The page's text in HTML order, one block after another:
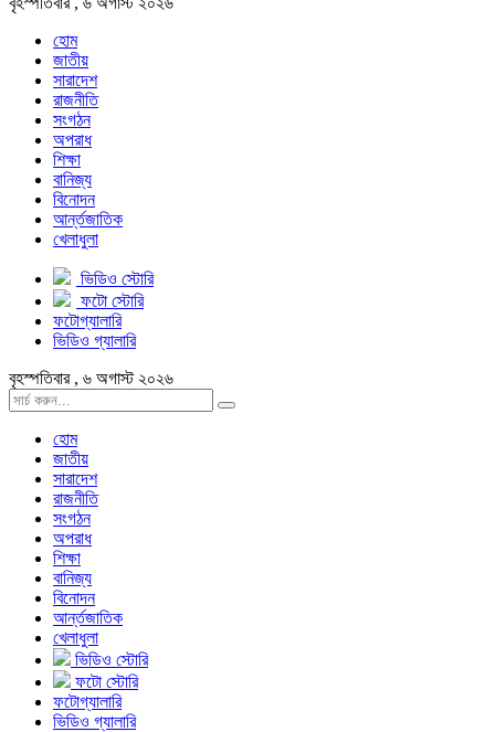
হোম
জাতীয়
সারাদেশ
রাজনীতি
সংগঠন
অপরাধ
শিক্ষা
বানিজ্য
বিনোদন
আর্ন্তজাতিক
খেলাধুলা
ভিডিও স্টোরি
ফটো স্টোরি
ফটোগ্যালারি
ভিডিও গ্যালারি
বৃহস্পতিবার , ৬ অগাস্ট ২০২৬
হোম
জাতীয়
সারাদেশ
রাজনীতি
সংগঠন
অপরাধ
শিক্ষা
বানিজ্য
বিনোদন
আর্ন্তজাতিক
খেলাধুলা
ভিডিও স্টোরি
ফটো স্টোরি
ফটোগ্যালারি
ভিডিও গ্যালারি